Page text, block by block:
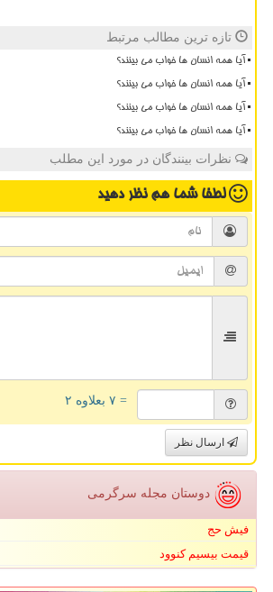
تازه ترین مطالب مرتبط
آیا همه انسان ها خواب می بینند؟
آیا همه انسان ها خواب می بینند؟
آیا همه انسان ها خواب می بینند؟
آیا همه انسان ها خواب می بینند؟
نظرات بینندگان در مورد این مطلب
لطفا شما همنظر دهید
= ۷ بعلاوه ۲
ارسال نظر
دوستان مجله سرگرمی
فیش حج
قیمت بیسیم کنوود